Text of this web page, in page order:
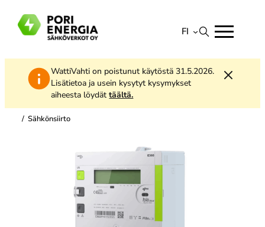
Siirry
sisältöön
FI
Suomi
English
WattiVahti on poistunut käytöstä 31.5.2026.
Lisätietoa ja usein kysytyt kysymykset
aiheesta löydättäältä.
/ Sähkönsiirto